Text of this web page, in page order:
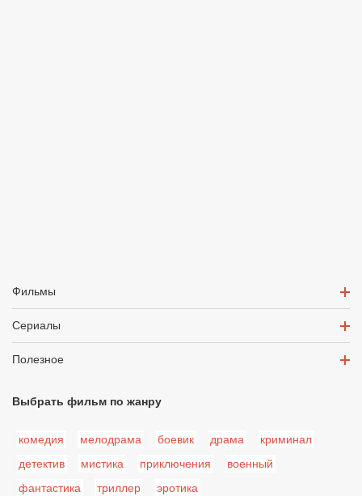
Фильмы
Сериалы
Полезное
Выбрать фильм по жанру
комедия мелодрама боевик драма
криминал
детектив
мистика приключения
военный
фантастика
триллер эротика